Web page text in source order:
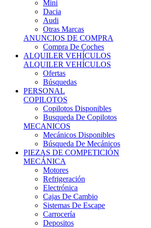
Mini
Dacia
Audi
Otras Marcas
ANUNCIOS DE COMPRA
Compra De Coches
ALQUILER VEHÍCULOS
ALQUILER VEHÍCULOS
Ofertas
Búsquedas
PERSONAL
COPILOTOS
Copilotos Disponibles
Busqueda De Copilotos
MECANICOS
Mecánicos Disponibles
Búsqueda De Mecánicos
PIEZAS DE COMPETICIÓN
MECÁNICA
Motores
Refrigeración
Electrónica
Cajas De Cambio
Sistemas De Escape
Carrocería
Depositos